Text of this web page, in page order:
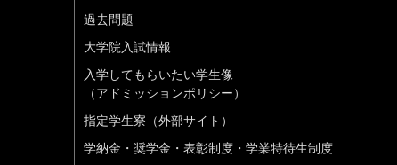
過去問題
大学院入試情報
入学してもらいたい学生像
（アドミッションポリシー）
指定学生寮（外部サイト）
学納金・奨学金・表彰制度・学業特待生制度